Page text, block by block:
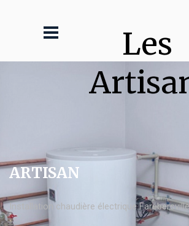
Les
ARTISAN
Installation chaudière électrique